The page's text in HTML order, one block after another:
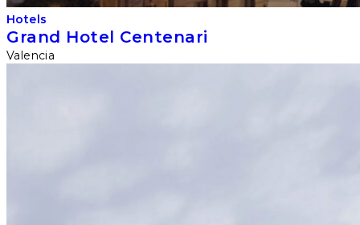
Hotels
Grand Hotel Centenari
Valencia